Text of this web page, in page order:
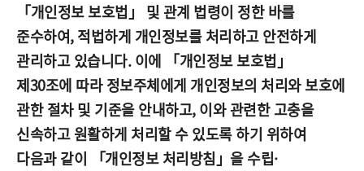
「개인정보 보호법」 및 관계 법령이 정한 바를
준수하여, 적법하게 개인정보를 처리하고 안전하게
관리하고 있습니다. 이에 「개인정보 보호법」
제30조에 따라 정보주체에게 개인정보의 처리와 보호에
관한 절차 및 기준을 안내하고, 이와 관련한 고충을
신속하고 원활하게 처리할 수 있도록 하기 위하여
다음과 같이 「개인정보 처리방침」을 수립·